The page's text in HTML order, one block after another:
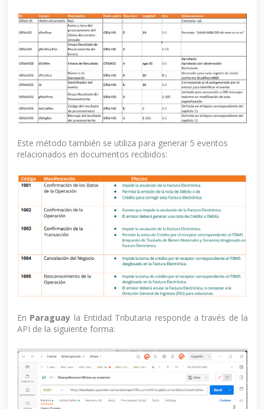
Este método también se utiliza para generar 5 eventos
relacionados en documentos recibidos:
En Paraguay la Entidad Tributaria responde a través de la
API de la siguiente forma: